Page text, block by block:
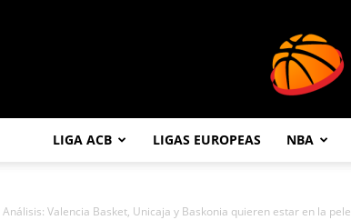
LIGA ACB LIGAS EUROPEAS NBA
Análisis: Valencia Basket, Unicaja y Baskonia quieren estar en la